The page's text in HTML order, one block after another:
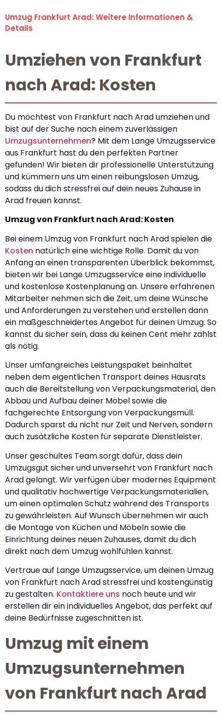
Umzug Frankfurt Arad: Weitere Informationen &
Details
Umziehen von Frankfurt
nach Arad: Kosten
Du möchtest von Frankfurt nach Arad umziehen und
bist auf der Suche nach einem zuverlässigen
Umzugsunternehmen? Mit dem Lange Umzugsservice
aus Frankfurt hast du den perfekten Partner
gefunden! Wir bieten dir professionelle Unterstützung
und kümmern uns um einen reibungslosen Umzug,
sodass du dich stressfrei auf dein neues Zuhause in
Arad freuen kannst.
Umzug von Frankfurt nach Arad: Kosten
Bei einem Umzug von Frankfurt nach Arad spielen die
Kosten natürlich eine wichtige Rolle. Damit du von
Anfang an einen transparenten Überblick bekommst,
bieten wir bei Lange Umzugsservice eine individuelle
und kostenlose Kostenplanung an. Unsere erfahrenen
Mitarbeiter nehmen sich die Zeit, um deine Wünsche
und Anforderungen zu verstehen und erstellen dann
ein maßgeschneidertes Angebot für deinen Umzug. So
kannst du sicher sein, dass du keinen Cent mehr zahlst
als nötig.
Unser umfangreiches Leistungspaket beinhaltet
neben dem eigentlichen Transport deines Hausrats
auch die Bereitstellung von Verpackungsmaterial, den
Abbau und Aufbau deiner Möbel sowie die
fachgerechte Entsorgung von Verpackungsmüll.
Dadurch sparst du nicht nur Zeit und Nerven, sondern
auch zusätzliche Kosten für separate Dienstleister.
Unser geschultes Team sorgt dafür, dass dein
Umzugsgut sicher und unversehrt von Frankfurt nach
Arad gelangt. Wir verfügen über modernes Equipment
und qualitativ hochwertige Verpackungsmaterialien,
um einen optimalen Schutz während des Transports
zu gewährleisten. Auf Wunsch übernehmen wir auch
die Montage von Küchen und Möbeln sowie die
Einrichtung deines neuen Zuhauses, damit du dich
direkt nach dem Umzug wohlfühlen kannst.
Vertraue auf Lange Umzugsservice, um deinen Umzug
von Frankfurt nach Arad stressfrei und kostengünstig
zu gestalten. Kontaktiere uns noch heute und wir
erstellen dir ein individuelles Angebot, das perfekt auf
deine Bedürfnisse zugeschnitten ist.
Umzug mit einem
Umzugsunternehmen
von Frankfurt nach Arad